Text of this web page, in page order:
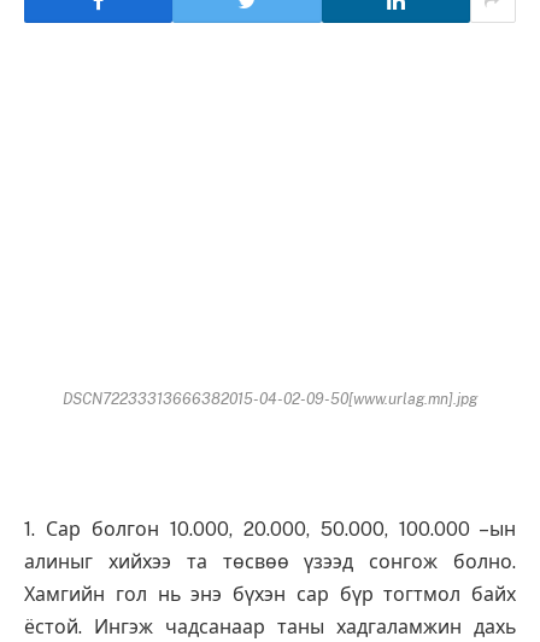
DSCN72233313666382015-04-02-09-50[www.urlag.mn].jpg
1. Сар болгон 10.000, 20.000, 50.000, 100.000 –ын
алиныг хийхээ та төсвөө үзээд сонгож болно.
Хамгийн гол нь энэ бүхэн сар бүр тогтмол байх
ёстой. Ингэж чадсанаар таны хадгаламжин дахь